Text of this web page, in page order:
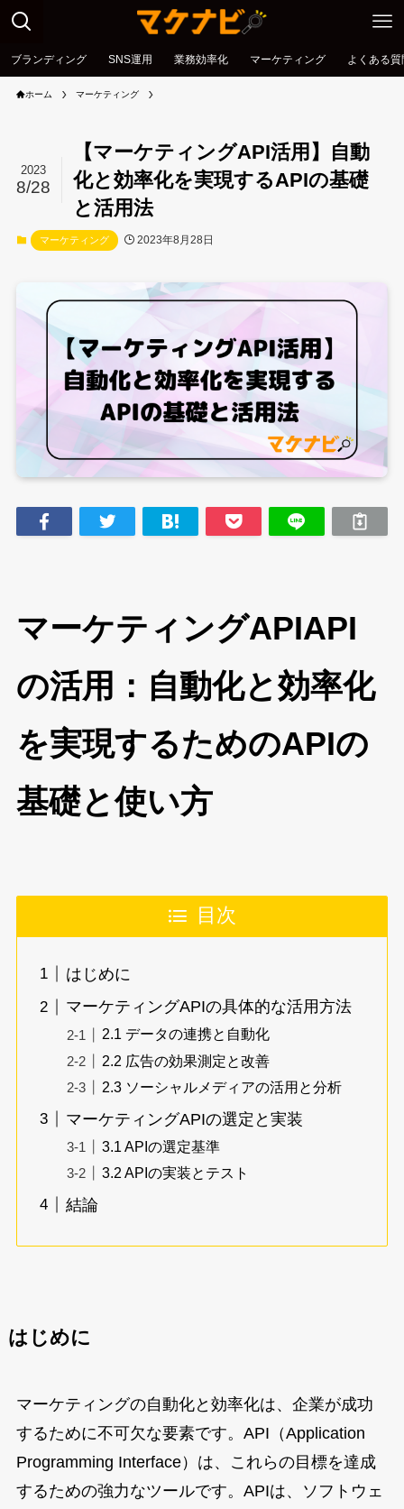
ブランディング SNS運用 業務効率化 マーケティング よくある質
ホーム マーケティング
【マーケティングAPI活用】自動
化と効率化を実現するAPIの基礎
と活用法
2023
8/28
マーケティング 2023年8月28日
マーケティングAPIAPI
の活用：自動化と効率化
を実現するためのAPIの
基礎と使い方
目次
はじめに
マーケティングAPIの具体的な活用方法
2.1 データの連携と自動化
2.2 広告の効果測定と改善
2.3 ソーシャルメディアの活用と分析
マーケティングAPIの選定と実装
3.1 APIの選定基準
3.2 APIの実装とテスト
結論
はじめに
マーケティングの自動化と効率化は、企業が成功
するために不可欠な要素です。API（Application
Programming Interface）は、これらの目標を達成
するための強力なツールです。APIは、ソフトウェ